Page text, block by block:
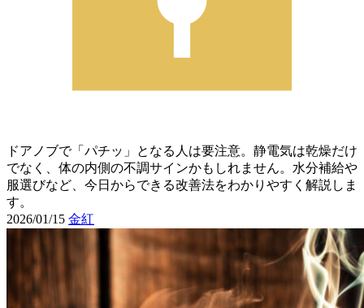
ドアノブで「パチッ」となる人は要注意。静電気は乾燥だけ
でなく、体の内側の不調サインかもしれません。水分補給や
服選びなど、今日からできる改善法をわかりやすく解説しま
す。
2026/01/15 金紅